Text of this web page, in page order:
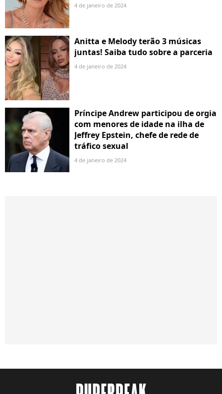
4 de janeiro de 2024
Anitta e Melody terão 3 músicas
juntas! Saiba tudo sobre a parceria
4 de janeiro de 2024
Príncipe Andrew participou de orgia
com menores de idade na ilha de
Jeffrey Epstein, chefe de rede de
tráfico sexual
4 de janeiro de 2024